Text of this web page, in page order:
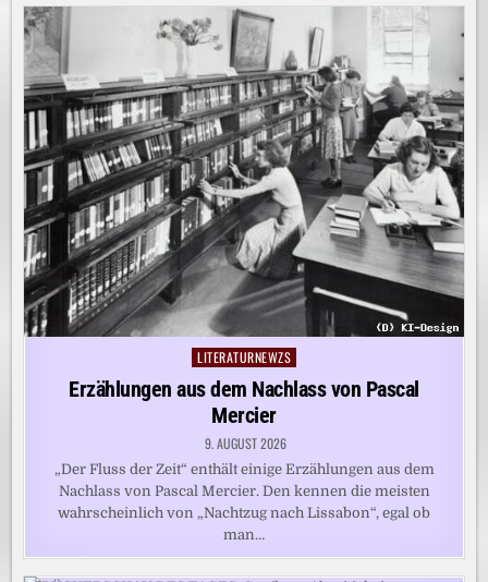
Posted
LITERATURNEWZS
Erzählungen aus dem Nachlass von Pascal
Mercier
9. AUGUST 2026
„Der Fluss der Zeit“ enthält einige Erzählungen aus dem
Nachlass von Pascal Mercier. Den kennen die meisten
wahrscheinlich von „Nachtzug nach Lissabon“, egal ob
man…